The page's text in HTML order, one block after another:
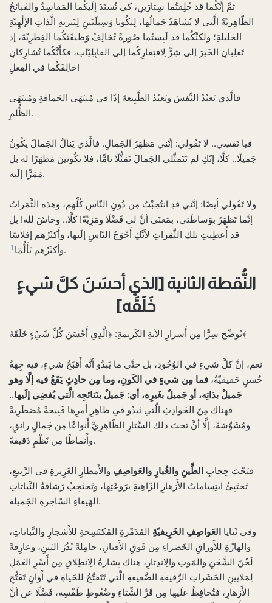
ثمَّ إنَّكُما قد خُلِقتُما سِتارَينِ، كي تُسنَدَ إلَيكُما المَفاسِدُ والقَبائحُ
الظّاهِريّةُ الَّتي لا يُشاهَدُ جَمالُها، لِتكُونا وَسِيلَتَينِ لِتَنزيهِ الَّذاتِ الإلٰهِيّةِ
الجَليلةِ؛ ولكنَّكُما قد لَبِستُما صُورةً تُخالِفُ وَظيفَتَكُما الفِطرِيّةَ، إذ
تَقلِبانِ الخَيرَ إلى شِرٍّ لِافتِقارِكُما إلى القابِلِيّاتِ، فكأَنَّكُما تُشارِكانِ
خالِقَكُما في الفِعلِ!
فالَّذي يَعبُدُ النَّفسَ ويَعبُدُ الطَّبِيعةَ إذًا في مُنتَهَى الحَماقةِ ومُنتَهَى
الظُّلمِ.
فيا نَفسِي.. لا تَقُولي: إنَّني مَظهَرُ الجَمالِ. فالَّذي يَنالُ الجَمالَ يكُونُ
جَميلًا.. كلَّا، إنّكِ لم تَتَمثَّلي الجَمالَ تَمَثُّلًا تامًّا، فلا تكُونينَ مَظهَرًا له بل
مَمَرًّا إلَيه.
ولا تَقُولي أيضًا: إنَّني قدِ انتُخِبْتُ مِن دُونِ النّاسِ كُلِّهم، وهذه الثَّمَراتُ
إنَّما تَظهَرُ بوَساطَتي، بمَعنَى أنَّ لي فَضْلًا ومَزِيّةً! كلَّا.. وحاشَ لله! بل
قد أُعطِيتِ تلك الثَّمَراتِ لأنَّكِ أَحْوَجُ النّاسِ إلَيها، وأَكثَرُهم إفلاسًا
وأَكثَرُهم تَأَلُّمًا 1 .
النُّقطة الثانية‌ [الذي أحسَنَ كلَّ شيءٍ
خَلَقَه]
نُوضِّح سِرًّا مِن أَسرارِ الآيةِ الكَريمةِ: ﴿الَّذِي أَحْسَنَ كُلَّ شَيْءٍ خَلَقَهُ﴾
نعم، إنَّ كلَّ شيءٍ في الوُجُودِ، بل حتَّى ما يَبدُو أنَّه أَقبَحُ شيءٍ، فيه جِهةُ
حُسنٍ حَقيقيّةٌ، فما مِن شيءٍ في الكَونِ، وما مِن حادِثٍ يَقَعُ فيه إلَّا وهو
جَميلٌ بذاتِه، أو جَميلٌ بغَيرِه، أي: جَميلٌ بنَتائجِه الَّتي يُفضِي إلَيها..
فهناك مِنَ الحَوادِثِ الَّتي تَبدُو في ظاهِرِ أَمرِها قَبِيحةً مُضطَرِبةً
ومُشَوَّشةً، إلَّا أنَّ تحتَ ذلك السِّتارِ الظّاهِرِيِّ أَنواعًا مِن جَمالٍ رائقٍ،
وأَنماطًا مِن نَظْمٍ دَقيقةً.
فتَحْتَ حِجابِ الطِّينِ والغُبارِ والعَواصِفِ والأَمطارِ الغَزِيرةِ في الرَّبيعِ،
تَختَبِئُ ابتِساماتُ الأَزهارِ الزّاهِيةِ برَوعَتِها، وتَحتَجِبُ رَشاقةُ النَّباتاتِ
الهَيفاءِ السّاحِرةِ الجَميلة.
وفي ثَنايا العَواصِفِ الخَرِيفيّةِ المُدَمِّرةِ المُكتَسِحةِ للأَشجارِ والنَّباتاتِ،
والهازّةِ للأَوراقِ الخَضراءِ مِن فَوقِ الأَفنانِ، حامِلةً نُذُرَ البَينِ، وعازِفةً
لَحْنَ الشَّجَنِ والمَوتِ والِاندِثارِ، هناك بِشارةُ الِانطِلاقِ مِن أَسْرِ العَمَلِ
لِمَلايينِ الحَشَراتِ الرَّقيقةِ الضَّعيفةِ الَّتي تَتَفتَّحُ للحَياةِ في أَوانِ تَفَتُّحِ
الأَزهارِ، فتُحافِظُ علَيها مِن قَرِّ الشِّتاءِ وضُغُوطِ طَقْسِه، فَضْلًا عن أنَّ